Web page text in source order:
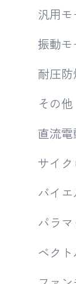
汎用モ
振動モ
耐圧
その他
直流
サイ
バイ
パラ
ベク